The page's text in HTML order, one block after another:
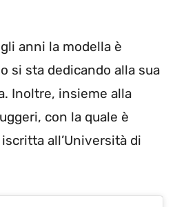
anni la modella è
si sta dedicando alla sua
Inoltre, insieme alla
con la quale è
all’Università di